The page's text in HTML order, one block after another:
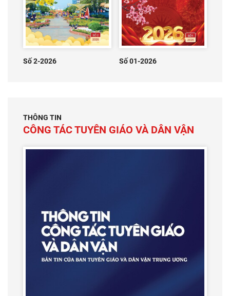
Số 2-2026 Số 01-2026
THÔNG TIN
CÔNG TÁC TUYÊN GIÁO VÀ DÂN VẬN